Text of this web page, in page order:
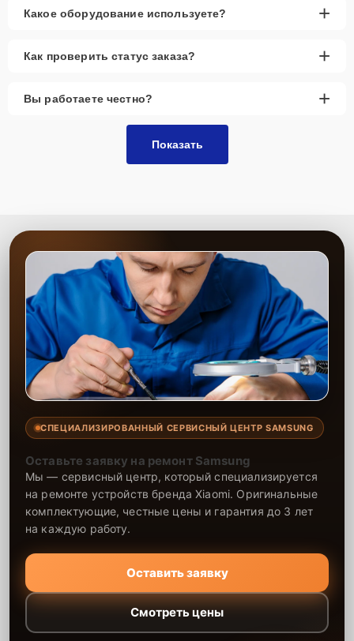
Какое оборудование используете? +
Как проверить статус заказа? +
Вы работаете честно? +
Показать
СПЕЦИАЛИЗИРОВАННЫЙ СЕРВИСНЫЙ ЦЕНТР SAMSUNG
Оставьте заявку на ремонт Samsung
Мы — сервисный центр, который специализируется
на ремонте устройств бренда Xiaomi. Оригинальные
комплектующие, честные цены и гарантия до 3 лет
на каждую работу.
Оставить заявку
Смотреть цены